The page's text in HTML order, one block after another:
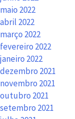
maio 2022
abril 2022
março 2022
fevereiro 2022
janeiro 2022
dezembro 2021
novembro 2021
outubro 2021
setembro 2021